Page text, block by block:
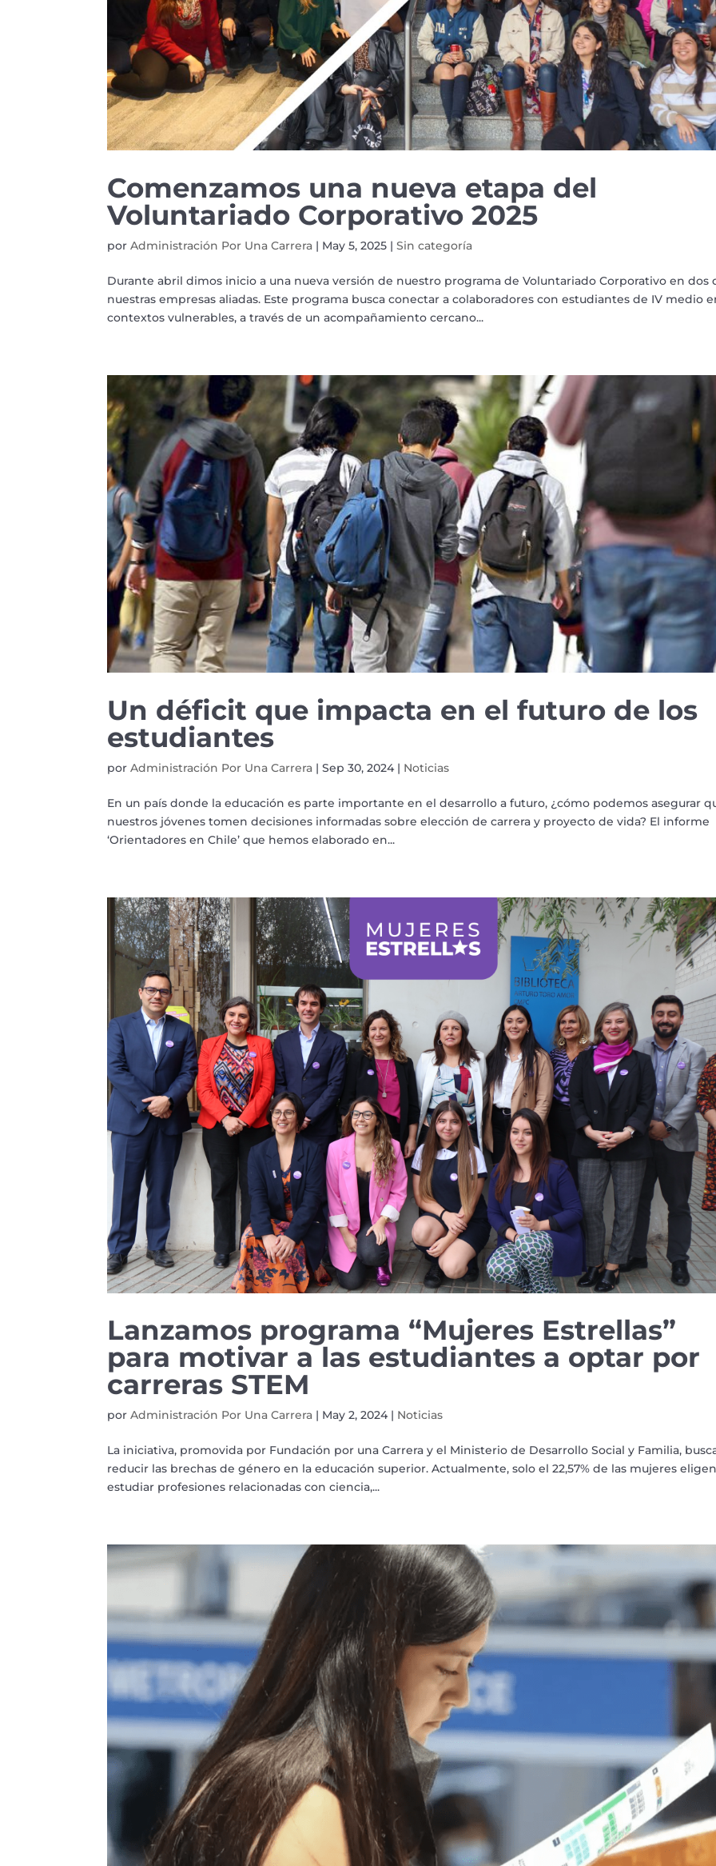
Comenzamos una nueva etapa del
Voluntariado Corporativo 2025
porAdministración Por Una Carrera | May 5, 2025 |Sin categoría
Durante abril dimos inicio a una nueva versión de nuestro programa de Voluntariado Corporativo en dos
nuestras empresas aliadas. Este programa busca conectar a colaboradores con estudiantes de IV medio
contextos vulnerables, a través de un acompañamiento cercano...
Un déficit que impacta en el futuro de los
estudiantes
porAdministración Por Una Carrera |Sep 30, 2024 | Noticias
En un país donde la educación es parte importante en el desarrollo a futuro, ¿cómo podemos asegurar
nuestros jóvenes tomen decisiones informadas sobre elección de carrera y proyecto de vida? El informe
‘Orientadores en Chile’ que hemos elaborado en...
Lanzamos programa “Mujeres Estrellas”
para motivar a las estudiantes a optar por
carreras STEM
porAdministración Por Una Carrera | May 2, 2024 | Noticias
La iniciativa, promovida por Fundación por una Carrera y el Ministerio de Desarrollo Social y Familia,
reducir las brechas de género en la educación superior. Actualmente, solo el 22,57% de las mujeres
estudiar profesiones relacionadas con ciencia,...